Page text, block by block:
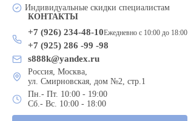
Индивидуальные скидки специалистам
КОНТАКТЫ
+7 (926) 234-48-10Ежедневно с 10:00 до 18:00
+7 (925) 286 -99 -98
s888k@yandex.ru
Россия, Москва,
ул. Смирновская, дом №2, стр.1
Пн.- Пт. 10:00 - 19:00
Сб.- Вс. 10:00 - 18:00